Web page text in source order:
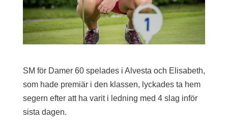
SM för Damer 60 spelades i Alvesta och Elisabeth,
som hade premiär i den klassen, lyckades ta hem
segern efter att ha varit i ledning med 4 slag inför
sista dagen.